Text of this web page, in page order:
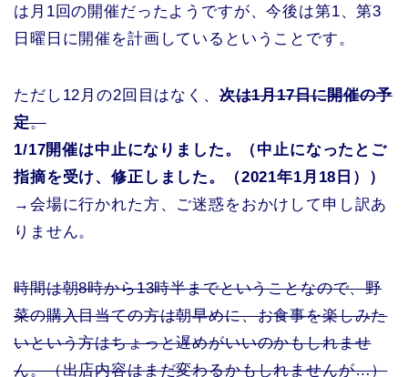
は月1回の開催だったようですが、今後は第1、第3
日曜日に開催を計画しているということです。
ただし12月の2回目はなく、次は1月17日に開催の予
定。
1/17開催は中止になりました。（中止になったとご
指摘を受け、修正しました。（2021年1月18日））
→会場に行かれた方、ご迷惑をおかけして申し訳あ
りません。
時間は朝8時から13時半までということなので、野
菜の購入目当ての方は朝早めに、お食事を楽しみた
いという方はちょっと遅めがいいのかもしれませ
ん。（出店内容はまだ変わるかもしれませんが…）